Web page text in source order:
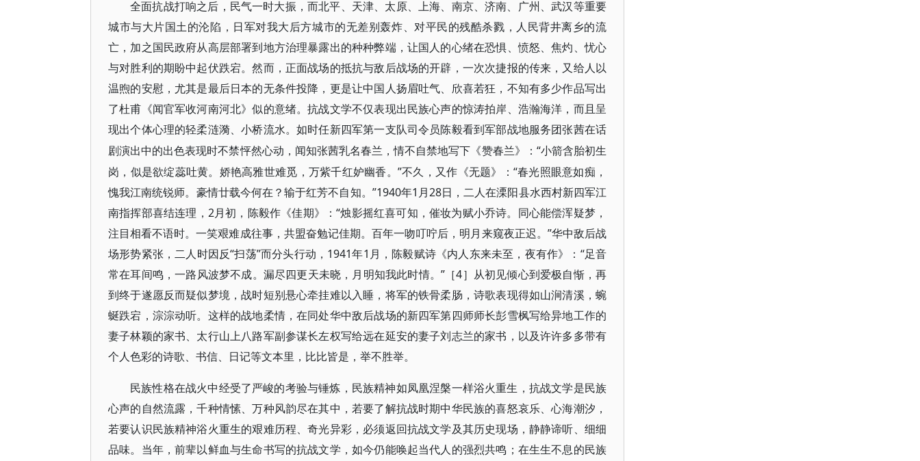
全面抗战打响之后，民气一时大振，而北平、天津、太原、上海、南京、济南、广州、武汉等重要
城市与大片国土的沦陷，日军对我大后方城市的无差别轰炸、对平民的残酷杀戮，人民背井离乡的流
亡，加之国民政府从高层部署到地方治理暴露出的种种弊端，让国人的心绪在恐惧、愤怒、焦灼、忧心
与对胜利的期盼中起伏跌宕。然而，正面战场的抵抗与敌后战场的开辟，一次次捷报的传来，又给人以
温煦的安慰，尤其是最后日本的无条件投降，更是让中国人扬眉吐气、欣喜若狂，不知有多少作品写出
了杜甫《闻官军收河南河北》似的意绪。抗战文学不仅表现出民族心声的惊涛拍岸、浩瀚海洋，而且呈
现出个体心理的轻柔涟漪、小桥流水。如时任新四军第一支队司令员陈毅看到军部战地服务团张茜在话
剧演出中的出色表现时不禁怦然心动，闻知张茜乳名春兰，情不自禁地写下《赞春兰》： “小箭含胎初生
岗，似是欲绽蕊吐黄。娇艳高雅世难觅，万紫千红妒幽香。”不久，又作《无题》：“春光照眼意如痴，
愧我江南统锐师。豪情廿载今何在？输于红芳不自知。”1940年1月28日，二人在溧阳县水西村新四军江
南指挥部喜结连理，2月初，陈毅作《佳期》：“烛影摇红喜可知，催妆为赋小乔诗。同心能偿浑疑梦，
注目相看不语时。一笑艰难成往事，共盟奋勉记佳期。百年一吻叮咛后，明月来窥夜正迟。”华中敌后战
场形势紧张，二人时因反“扫荡”而分头行动，1941年1月，陈毅赋诗《内人东来未至，夜有作》：“足音
常在耳间鸣，一路风波梦不成。漏尽四更天未晓，月明知我此时情。” ［4］
从初见倾心到爱极自惭，再
到终于遂愿反而疑似梦境，战时短别悬心牵挂难以入睡，将军的铁骨柔肠，诗歌表现得如山涧清溪，蜿
蜒跌宕，淙淙动听。这样的战地柔情，在同处华中敌后战场的新四军第四师师长彭雪枫写给异地工作的
妻子林颖的家书、太行山上八路军副参谋长左权写给远在延安的妻子刘志兰的家书，以及许许多多带有
个人色彩的诗歌、书信、日记等文本里，比比皆是，举不胜举。
民族性格在战火中经受了严峻的考验与锤炼，民族精神如凤凰涅槃一样浴火重生，抗战文学是民族
心声的自然流露，千种情愫、万种风韵尽在其中，若要了解抗战时期中华民族的喜怒哀乐、心海潮汐，
若要认识民族精神浴火重生的艰难历程、奇光异彩，必须返回抗战文学及其历史现场，静静谛听、细细
品味。当年，前辈以鲜血与生命书写的抗战文学，如今仍能唤起当代人的强烈共鸣；在生生不息的民族